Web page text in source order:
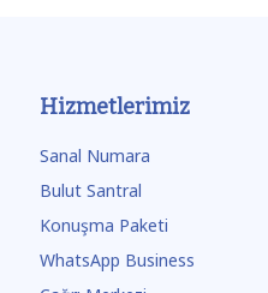
Hizmetlerimiz
Sanal Numara
Bulut Santral
Konuşma Paketi
WhatsApp Business